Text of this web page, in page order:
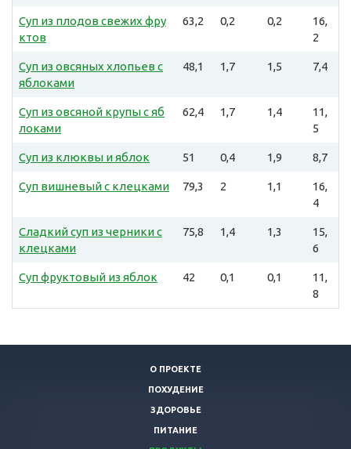
Суп из плодов свежих фру
ктов
63,2 0,2 0,2
16,
2
Суп из овсяных хлопьев с
яблоками
48,1 1,7 1,5 7,4
Суп из овсяной крупы с яб
локами
62,4 1,7 1,4
11,
5
Суп из клюквы и яблок 51 0,4 1,9 8,7
Суп вишневый с клецками 79,3 2 1,1
16,
4
Сладкий суп из черники с
клецками
75,8 1,4 1,3
15,
6
Суп фруктовый из яблок 42 0,1 0,1
11,
8
О ПРОЕКТЕ
ПОХУДЕНИЕ
ЗДОРОВЬЕ
ПИТАНИЕ